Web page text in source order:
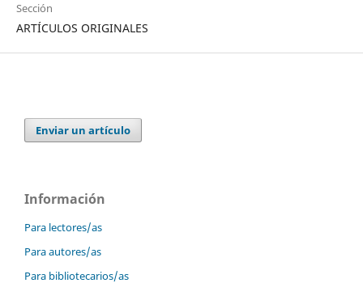
Sección
ARTÍCULOS ORIGINALES
Enviar un artículo
Información
Para lectores/as
Para autores/as
Para bibliotecarios/as